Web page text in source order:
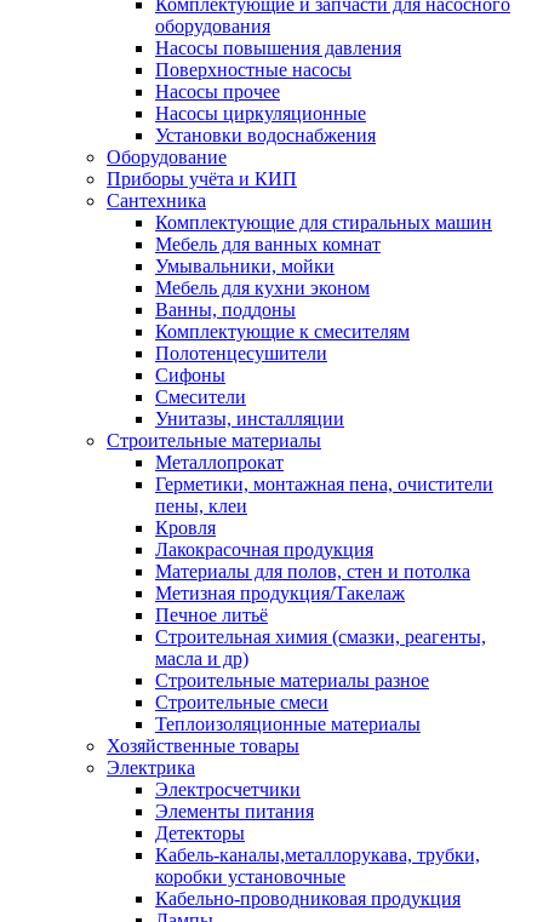
Комплектующие и запчасти для насосного
оборудования
Насосы повышения давления
Поверхностные насосы
Насосы прочее
Насосы циркуляционные
Установки водоснабжения
Оборудование
Приборы учёта и КИП
Сантехника
Комплектующие для стиральных машин
Мебель для ванных комнат
Умывальники, мойки
Мебель для кухни эконом
Ванны, поддоны
Комплектующие к смесителям
Полотенцесушители
Сифоны
Смесители
Унитазы, инсталляции
Строительные материалы
Металлопрокат
Герметики, монтажная пена, очистители
пены, клеи
Кровля
Лакокрасочная продукция
Материалы для полов, стен и потолка
Метизная продукция/Такелаж
Печное литьё
Строительная химия (смазки, реагенты,
масла и др)
Строительные материалы разное
Строительные смеси
Теплоизоляционные материалы
Хозяйственные товары
Электрика
Электросчетчики
Элементы питания
Детекторы
Кабель-каналы,металлорукава, трубки,
коробки установочные
Кабельно-проводниковая продукция